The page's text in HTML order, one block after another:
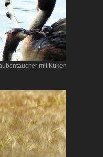
mit Küken